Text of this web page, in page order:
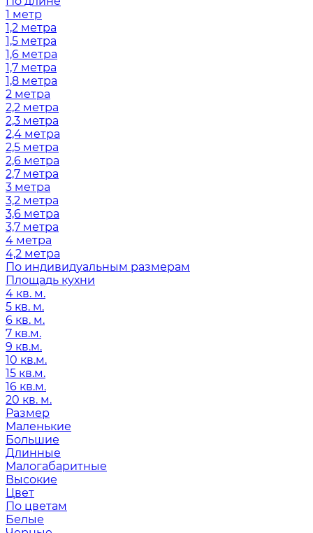
1 метр
1,2 метра
1,5 метра
1,6 метра
1,7 метра
1,8 метра
2 метра
2,2 метра
2,3 метра
2,4 метра
2,5 метра
2,6 метра
2,7 метра
3 метра
3,2 метра
3,6 метра
3,7 метра
4 метра
4,2 метра
По индивидуальным размерам
Площадь кухни
4 кв. м.
5 кв. м.
6 кв. м.
7 кв.м.
9 кв.м.
10 кв.м.
15 кв.м.
16 кв.м.
20 кв. м.
Размер
Маленькие
Большие
Длинные
Малогабаритные
Высокие
Цвет
По цветам
Белые